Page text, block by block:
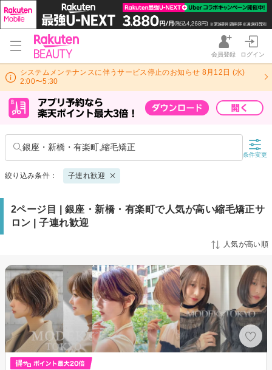
会員登録 ログイン
システムメンテナンスに伴うサービス停止のお知らせ 8月12日 (水)
2:00〜5:30
銀座・新橋・有楽町,縮毛矯正
条件変更
絞り込み条件： 子連れ歓迎
2ページ目 | 銀座・新橋・有楽町で人気が高い縮毛矯正サ
ロン | 子連れ歓迎
人気が高い順